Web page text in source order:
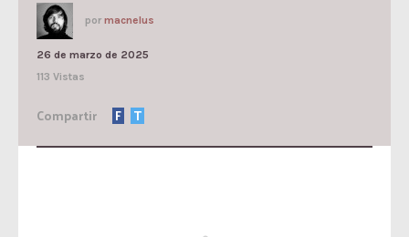
por macnelus
26 de marzo de 2025
113 Vistas
Compartir F T